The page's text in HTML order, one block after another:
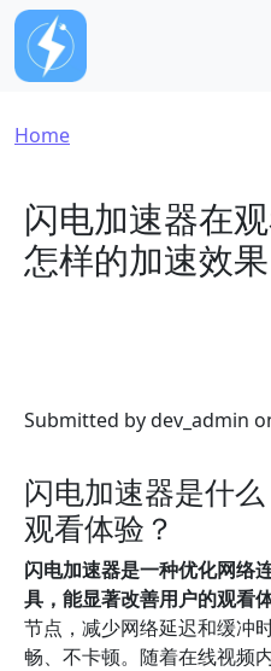
Skip to main content
Breadcrumb
Home
闪电加速器在
怎样的加速效果
Submitted bydev_admin
闪电加速器是什
观看体验？
闪电加速器是一种优化网络
具，能显著改善用户的观看体
节点，减少网络延迟和缓冲
畅、不卡顿。随着在线视频